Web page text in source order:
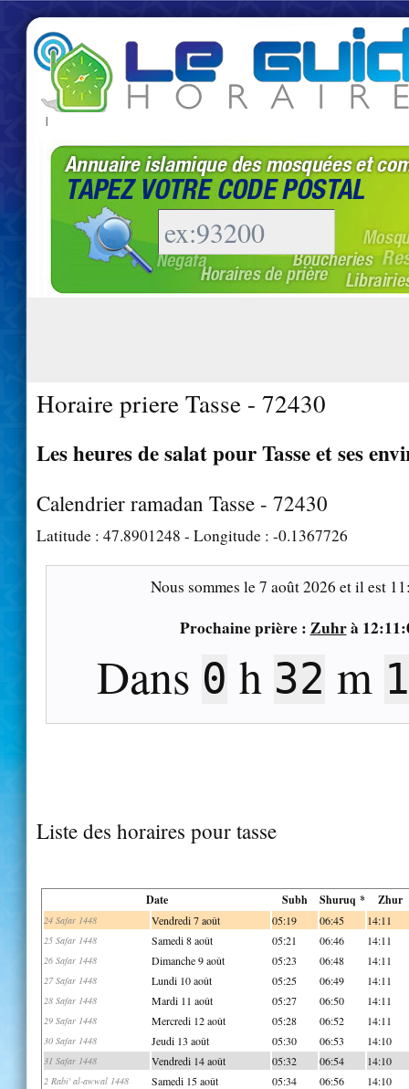
|
Horaire priere Tasse - 72430
Les heures de salat pour Tasse et ses
Calendrier ramadan Tasse - 72430
Latitude : 47.8901248 - Longitude : -0.1367726
Nous sommes le7 août 2026 et il est
Prochaine prière : Zuhrà
Dans 0 h 32 m
Liste des horaires pour tasse
Date Subh Shuruq * Zhur
24 Safar 1448 Vendredi 7 août 05:19 06:45 14:11
25 Safar 1448 Samedi 8 août 05:21 06:46 14:11
26 Safar 1448 Dimanche 9 août 05:23 06:48 14:11
27 Safar 1448 Lundi 10 août 05:25 06:49 14:11
28 Safar 1448 Mardi 11 août 05:27 06:50 14:11
29 Safar 1448 Mercredi 12 août 05:28 06:52 14:11
30 Safar 1448 Jeudi 13 août 05:30 06:53 14:10
31 Safar 1448 Vendredi 14 août 05:32 06:54 14:10
2 Rabi' al-awwal 1448 Samedi 15 août 05:34 06:56 14:10